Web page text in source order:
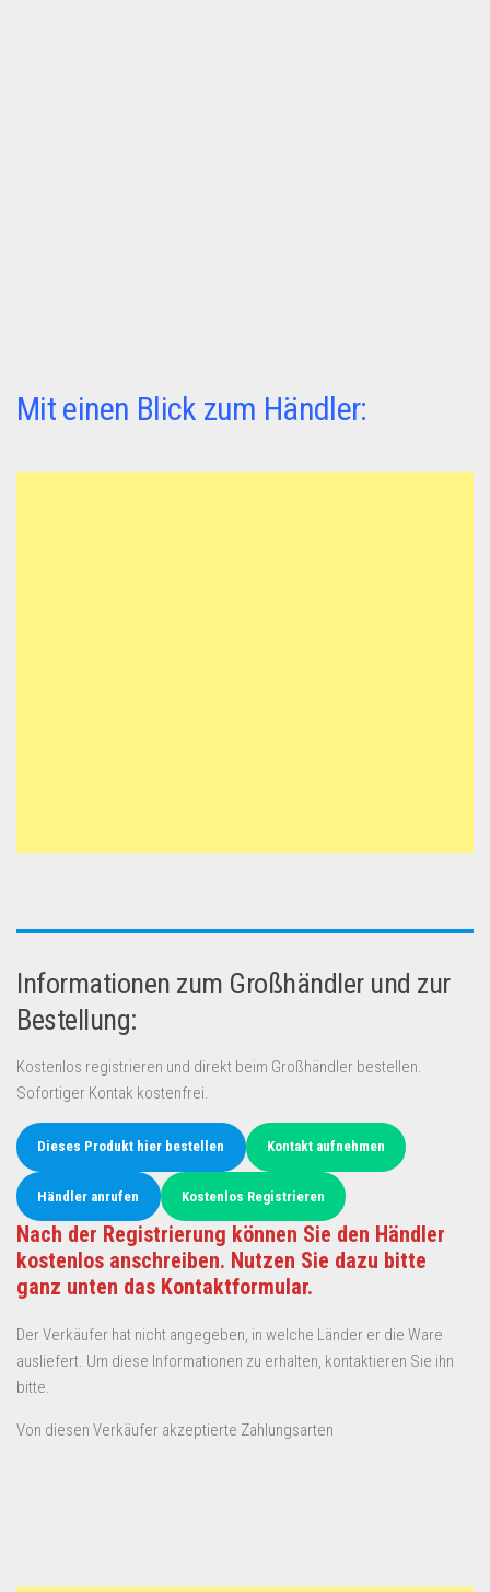
Mit einen Blick zum Händler:
Informationen zum Großhändler und zur
Bestellung:
Kostenlos registrieren und direkt beim Großhändler bestellen.
Sofortiger Kontak kostenfrei.
Dieses Produkt hier bestellen Kontakt aufnehmen
Händler anrufen Kostenlos Registrieren
Nach der Registrierung können Sie den Händler
kostenlos anschreiben. Nutzen Sie dazu bitte
ganz unten das Kontaktformular.
Der Verkäufer hat nicht angegeben, in welche Länder er die Ware
ausliefert. Um diese Informationen zu erhalten, kontaktieren Sie ihn
bitte.
Von diesen Verkäufer akzeptierte Zahlungsarten